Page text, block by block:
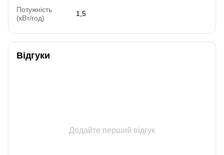
Потужність
(кВт/год)
1,5
Відгуки
Додайте перший відгук